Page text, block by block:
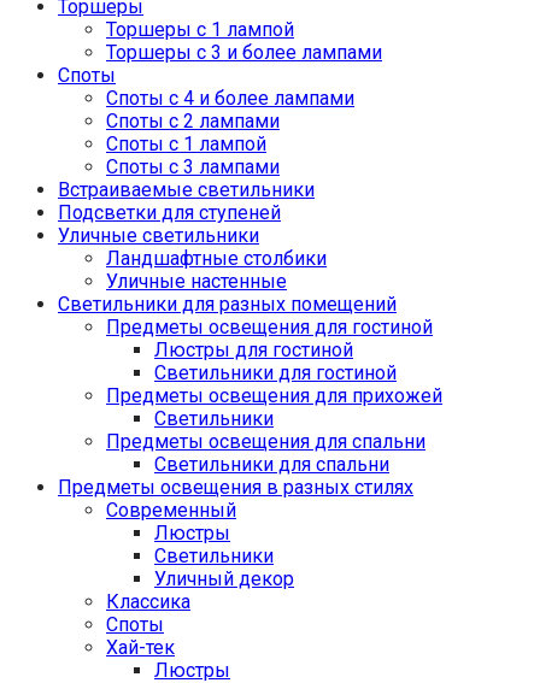
Торшеры
Торшеры с 1 лампой
Торшеры с 3 и более лампами
Споты
Споты с 4 и более лампами
Споты с 2 лампами
Споты с 1 лампой
Споты с 3 лампами
Встраиваемые светильники
Подсветки для ступеней
Уличные светильники
Ландшафтные столбики
Уличные настенные
Светильники для разных помещений
Предметы освещения для гостиной
Люстры для гостиной
Светильники для гостиной
Предметы освещения для прихожей
Светильники
Предметы освещения для спальни
Светильники для спальни
Предметы освещения в разных стилях
Cовременный
Люстры
Светильники
Уличный декор
Классика
Споты
Хай-тек
Люстры